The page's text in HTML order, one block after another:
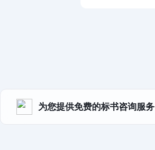
为您提供免费的标书咨询服务